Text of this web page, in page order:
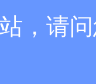
，请